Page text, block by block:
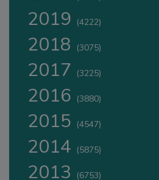
2019 (4222)
2018 (3075)
2017 (3225)
2016 (3880)
2015 (4547)
2014 (5875)
2013 (6753)